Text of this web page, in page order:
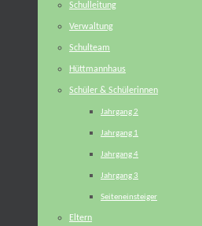
Schulleitung
Verwaltung
Schulteam
Hüttmannhaus
Schüler & Schülerinnen
Jahrgang 2
Jahrgang 1
Jahrgang 4
Jahrgang 3
Seiteneinsteiger
Eltern